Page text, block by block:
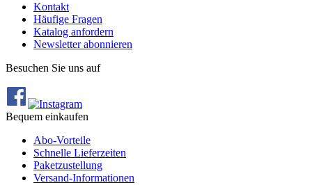
Kontakt
Häufige Fragen
Katalog anfordern
Newsletter abonnieren
Besuchen Sie uns auf
Bequem einkaufen
Abo‐Vorteile
Schnelle Lieferzeiten
Paketzustellung
Versand‐Informationen